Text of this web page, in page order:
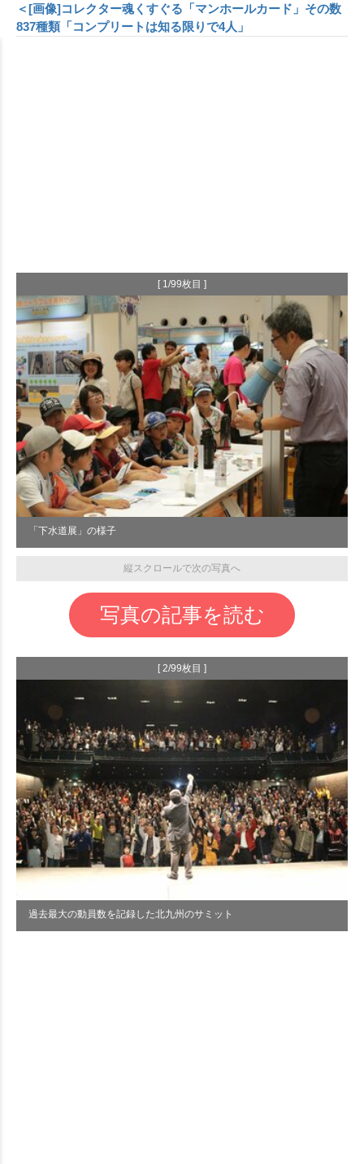
＜[画像]コレクター魂くすぐる「マンホールカード」その数
837種類「コンプリートは知る限りで4人」
[ 1/99枚目 ]
「下水道展」の様子
縦スクロールで次の写真へ
写真の記事を読む
[ 2/99枚目 ]
過去最大の動員数を記録した北九州のサミット